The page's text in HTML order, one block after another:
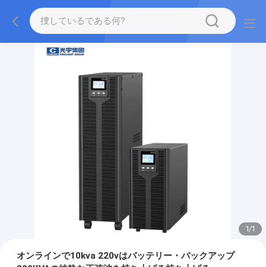
1/1
オンラインで10kva 220vはバッテリー・バックアップ